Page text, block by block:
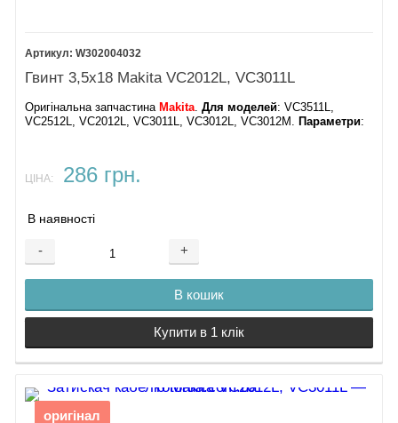
W302004032
Гвинт 3,5x18 Makita VC2012L, VC3011L
Оригінальна запчастина Makita.Для моделей: VC3511L,
VC2512L, VC2012L, VC3011L, VC3012L, VC3012M. Параметри:
ЦІНА: 286 грн.
В наявності
- +
В кошик
Купити в 1 клік
оригінал